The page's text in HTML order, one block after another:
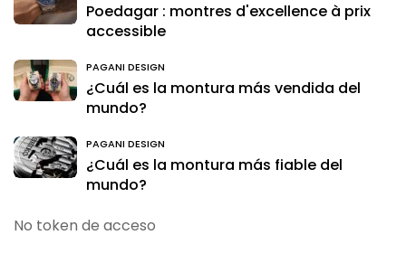
Poedagar : montres d'excellence à prix
accessible
PAGANI DESIGN
¿Cuál es la montura más vendida del
mundo?
PAGANI DESIGN
¿Cuál es la montura más fiable del
mundo?
No token de acceso